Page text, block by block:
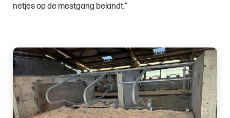
netjes op de mestgang belandt.”
Images
of